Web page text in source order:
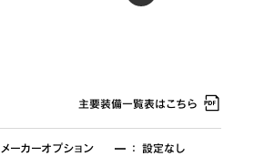
主要装備一覧表はこちら
メーカーオプション ： 設定なし